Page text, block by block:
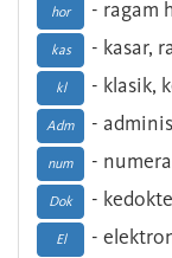
hor - ragam
kas - kasar,
kl - klasik,
Adm -
num -
Dok -
El
-